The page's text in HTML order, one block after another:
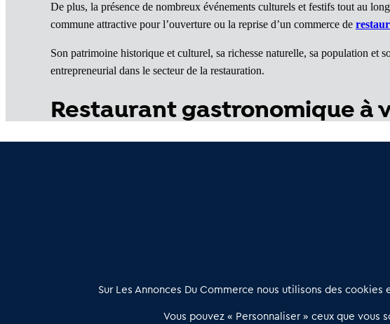
De plus, la présence de nombreux événements culturels et festifs tout au
commune attractive pour l’ouverture ou la reprise d’un commerce de
Son patrimoine historique et culturel, sa richesse naturelle, sa population et
entrepreneurial dans le secteur de la restauration.
Restaurant gastronomique à
02 54 56 03 17
Contactez-
Sur Les Annonces Du Commerce nous utilisons des
Vous pouvez « Personnaliser » ceux que